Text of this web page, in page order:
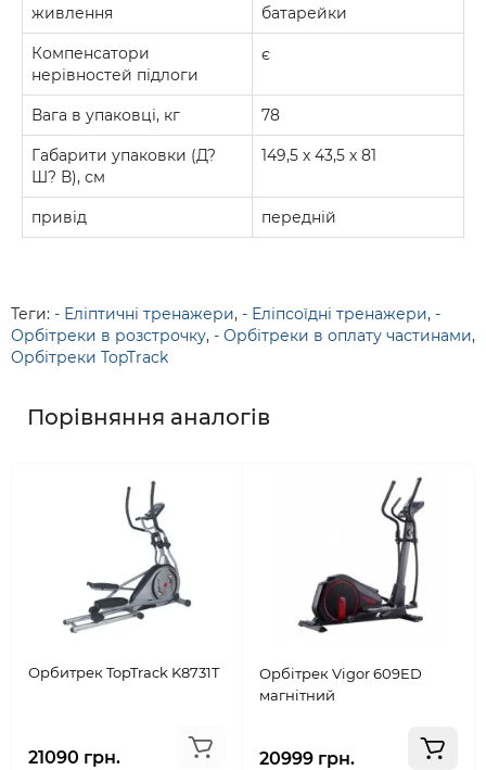
живлення батарейки
Компенсатори
нерівностей підлоги
є
Вага в упаковці, кг 78
Габарити упаковки (Д?
Ш? В), см
149,5 х 43,5 х 81
привід передній
Теги: - Еліптичні тренажери, - Еліпсоїдні тренажери, -
Орбітреки в розстрочку, - Орбітреки в оплату частинами,
Орбітреки TopTrack
Порівняння аналогів
Орбитрек TopTrack K8731T
21090 грн.
Орбітрек Vigor 609ED
магнітний
20999 грн.